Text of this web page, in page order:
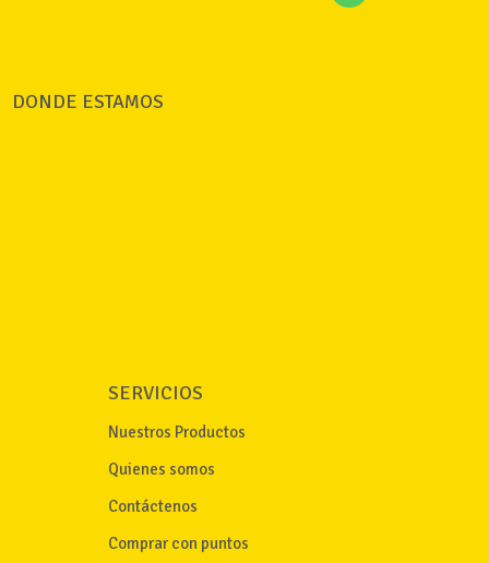
DONDE ESTAMOS
SERVICIOS
Nuestros Productos
Quienes somos
Contáctenos
Comprar con puntos